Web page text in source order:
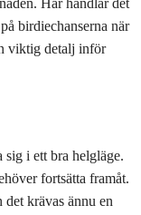
Här handlar det
birdiechanserna när
viktig detalj inför
sig i ett bra helgläge.
fortsätta framåt.
det krävas ännu en